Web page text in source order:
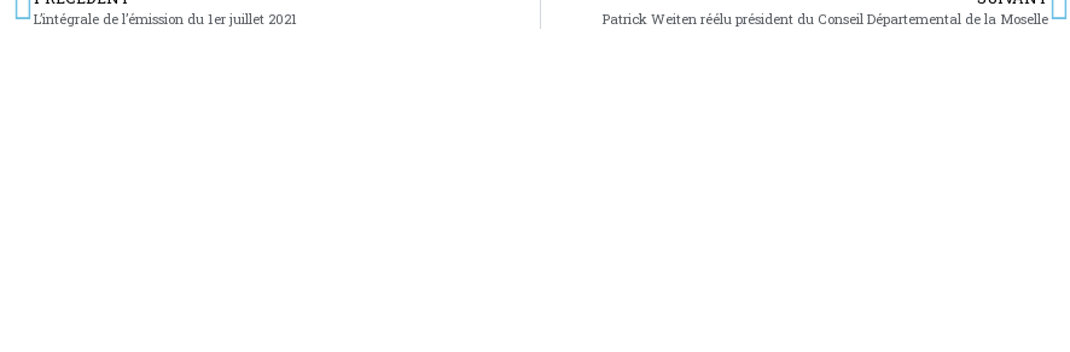
L’intégrale de l’émission du 1er juillet 2021 Patrick Weiten réélu président du Conseil Départemental de la Moselle